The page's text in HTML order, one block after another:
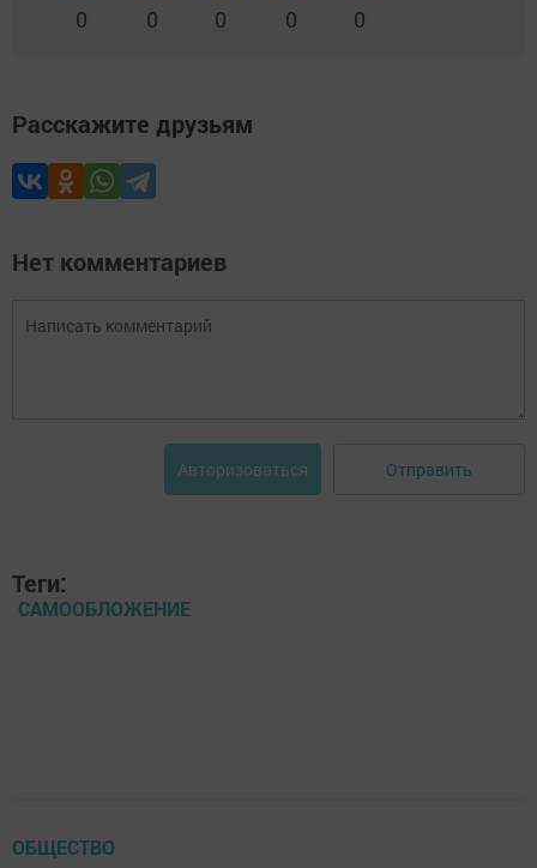
0 0 0 0 0
Расскажите друзьям
Нет комментариев
Авторизоваться Отправить
Теги:
САМООБЛОЖЕНИЕ
ОБЩЕСТВО